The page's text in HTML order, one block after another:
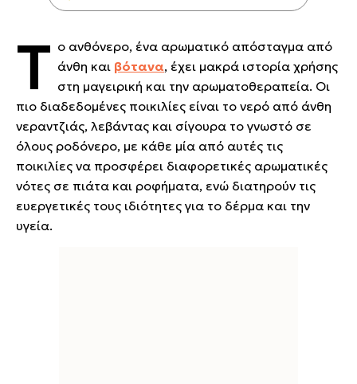
Τ ο ανθόνερο, ένα αρωματικό απόσταγμα από
άνθη και βότανα, έχει μακρά ιστορία χρήσης
στη μαγειρική και την αρωματοθεραπεία. Οι
πιο διαδεδομένες ποικιλίες είναι το νερό από άνθη
νεραντζιάς, λεβάντας και σίγουρα το γνωστό σε
όλους ροδόνερο, με κάθε μία από αυτές τις
ποικιλίες να προσφέρει διαφορετικές αρωματικές
νότες σε πιάτα και ροφήματα, ενώ διατηρούν τις
ευεργετικές τους ιδιότητες για το δέρμα και την
υγεία.